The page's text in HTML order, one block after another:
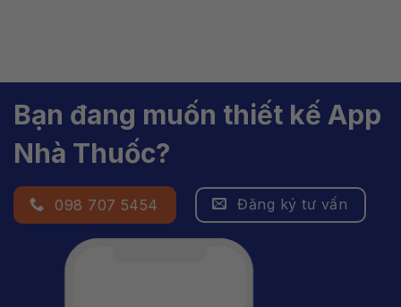
Bạn đang muốn thiết kế App
Nhà Thuốc?
098 707 5454 Đăng ký tư vấn